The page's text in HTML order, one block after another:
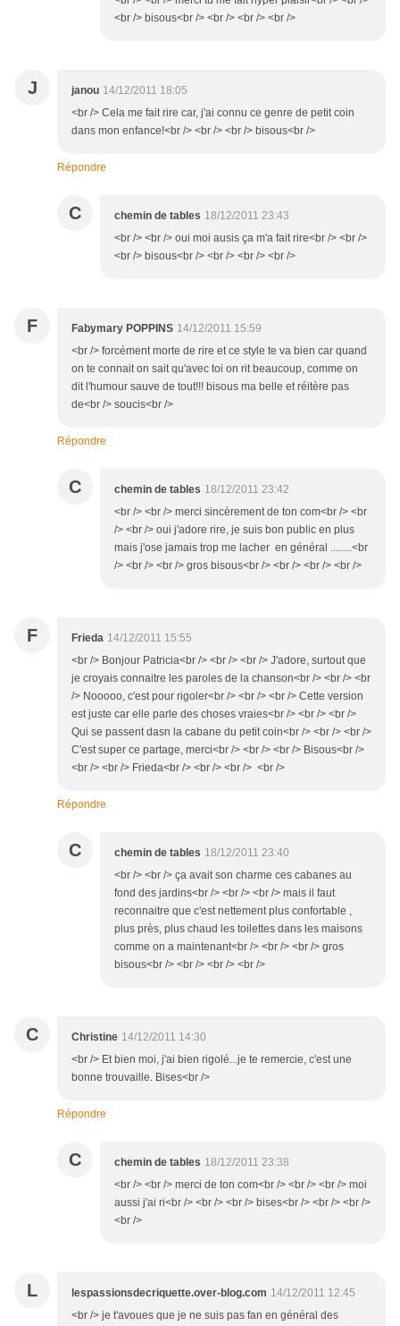
<br /> bisous<br /> <br /> <br /> <br />
J janou 14/12/2011 18:05
<br /> Cela me fait rire car, j'ai connu ce genre de petit coin
dans mon enfance!<br /> <br /> <br /> bisous<br />
Répondre
C chemin de tables 18/12/2011 23:43
<br /> <br /> oui moi ausis ça m'a fait rire<br /> <br />
<br /> bisous<br /> <br /> <br /> <br />
F Fabymary POPPINS 14/12/2011 15:59
<br /> forcément morte de rire et ce style te va bien car quand
on te connait on sait qu'avec toi on rit beaucoup, comme on
dit l'humour sauve de tout!!! bisous ma belle et réitère pas
de<br /> soucis<br />
Répondre
C chemin de tables 18/12/2011 23:42
<br /> <br /> merci sincèrement de ton com<br /> <br
/> <br /> oui j'adore rire, je suis bon public en plus
mais j'ose jamais trop me lacher en général ........<br
/> <br /> <br /> gros bisous<br /> <br /> <br /> <br />
F Frieda 14/12/2011 15:55
<br /> Bonjour Patricia<br /> <br /> <br /> J'adore, surtout que
je croyais connaitre les paroles de la chanson<br /> <br /> <br
/> Nooooo, c'est pour rigoler<br /> <br /> <br /> Cette version
est juste car elle parle des choses vraies<br /> <br /> <br />
Qui se passent dasn la cabane du petit coin<br /> <br /> <br />
C'est super ce partage, merci<br /> <br /> <br /> Bisous<br />
<br /> <br /> Frieda<br /> <br /> <br /> <br />
Répondre
C chemin de tables 18/12/2011 23:40
<br /> <br /> ça avait son charme ces cabanes au
fond des jardins<br /> <br /> <br /> mais il faut
reconnaitre que c'est nettement plus confortable ,
plus près, plus chaud les toilettes dans les maisons
comme on a maintenant<br /> <br /> <br /> gros
bisous<br /> <br /> <br /> <br />
C Christine 14/12/2011 14:30
<br /> Et bien moi, j'ai bien rigolé...je te remercie, c'est une
bonne trouvaille. Bises<br />
Répondre
C chemin de tables 18/12/2011 23:38
<br /> <br /> merci de ton com<br /> <br /> <br /> moi
aussi j'ai ri<br /> <br /> <br /> bises<br /> <br /> <br />
<br />
L lespassionsdecriquette.over-blog.com 14/12/2011 12:45
<br /> je t'avoues que je ne suis pas fan en général des